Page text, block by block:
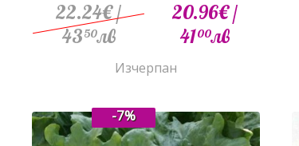
22.24€/
4350лв
20.96€/
4100лв
Изчерпан
-7%